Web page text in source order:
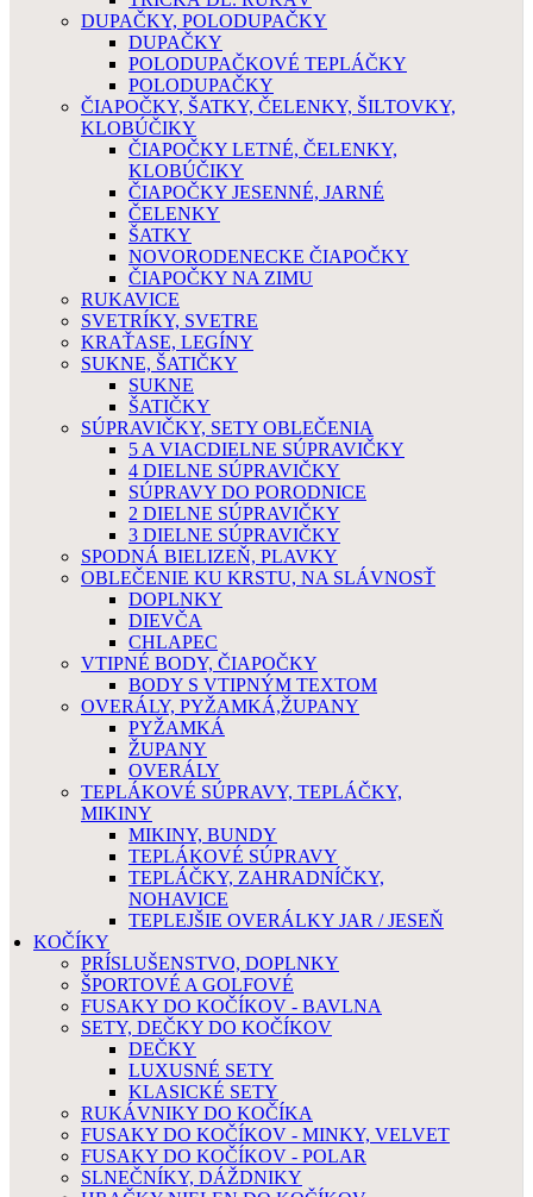
DUPAČKY, POLODUPAČKY
DUPAČKY
POLODUPAČKOVÉ TEPLÁČKY
POLODUPAČKY
ČIAPOČKY, ŠATKY, ČELENKY, ŠILTOVKY,
KLOBÚČIKY
ČIAPOČKY LETNÉ, ČELENKY,
KLOBÚČIKY
ČIAPOČKY JESENNÉ, JARNÉ
ČELENKY
ŠATKY
NOVORODENECKE ČIAPOČKY
ČIAPOČKY NA ZIMU
RUKAVICE
SVETRÍKY, SVETRE
KRAŤASE, LEGÍNY
SUKNE, ŠATIČKY
SUKNE
ŠATIČKY
SÚPRAVIČKY, SETY OBLEČENIA
5 A VIACDIELNE SÚPRAVIČKY
4 DIELNE SÚPRAVIČKY
SÚPRAVY DO PORODNICE
2 DIELNE SÚPRAVIČKY
3 DIELNE SÚPRAVIČKY
SPODNÁ BIELIZEŇ, PLAVKY
OBLEČENIE KU KRSTU, NA SLÁVNOSŤ
DOPLNKY
DIEVČA
CHLAPEC
VTIPNÉ BODY, ČIAPOČKY
BODY S VTIPNÝM TEXTOM
OVERÁLY, PYŽAMKÁ,ŽUPANY
PYŽAMKÁ
ŽUPANY
OVERÁLY
TEPLÁKOVÉ SÚPRAVY, TEPLÁČKY,
MIKINY
MIKINY, BUNDY
TEPLÁKOVÉ SÚPRAVY
TEPLÁČKY, ZAHRADNÍČKY,
NOHAVICE
TEPLEJŠIE OVERÁLKY JAR / JESEŇ
KOČÍKY
PRÍSLUŠENSTVO, DOPLNKY
ŠPORTOVÉ A GOLFOVÉ
FUSAKY DO KOČÍKOV - BAVLNA
SETY, DEČKY DO KOČÍKOV
DEČKY
LUXUSNÉ SETY
KLASICKÉ SETY
RUKÁVNIKY DO KOČÍKA
FUSAKY DO KOČÍKOV - MINKY, VELVET
FUSAKY DO KOČÍKOV - POLAR
SLNEČNÍKY, DÁŽDNIKY